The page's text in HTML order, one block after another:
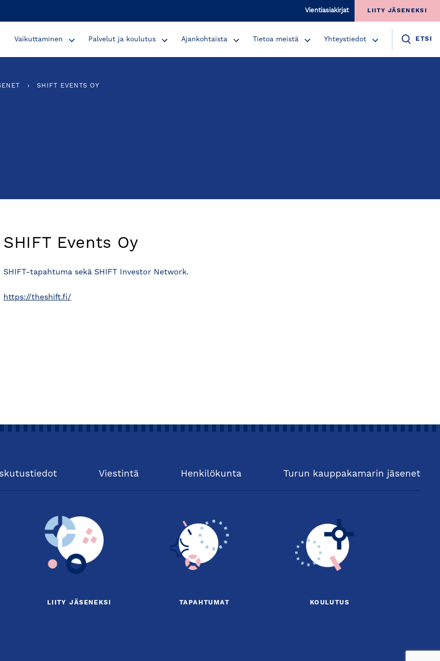
Vientiasiakirjat LIITY JÄSENEKSI
Vaikuttaminen Palvelut ja koulutus Ajankohtaista Tietoa meistä Yhteystiedot ETSI
› SHIFT EVENTS OY
SHIFT Events Oy
SHIFT-tapahtuma sekä SHIFT Investor Network.
https://theshift.fi/
Viestintä Henkilökunta Turun kauppakamarin jäsenet
LIITY JÄSENEKSI TAPAHTUMAT KOULUTUS